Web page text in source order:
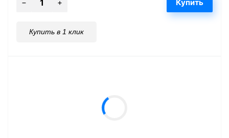
Купить в 1 клик